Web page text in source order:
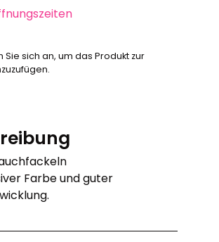
Sie sich an, um das Produkt zur
Farbe und guter